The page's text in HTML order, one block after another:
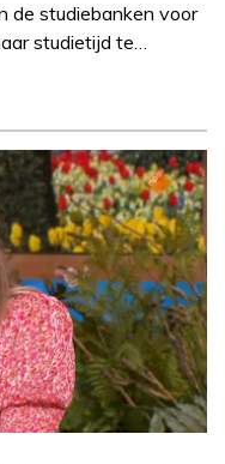
de studiebanken voor
studietijd te…